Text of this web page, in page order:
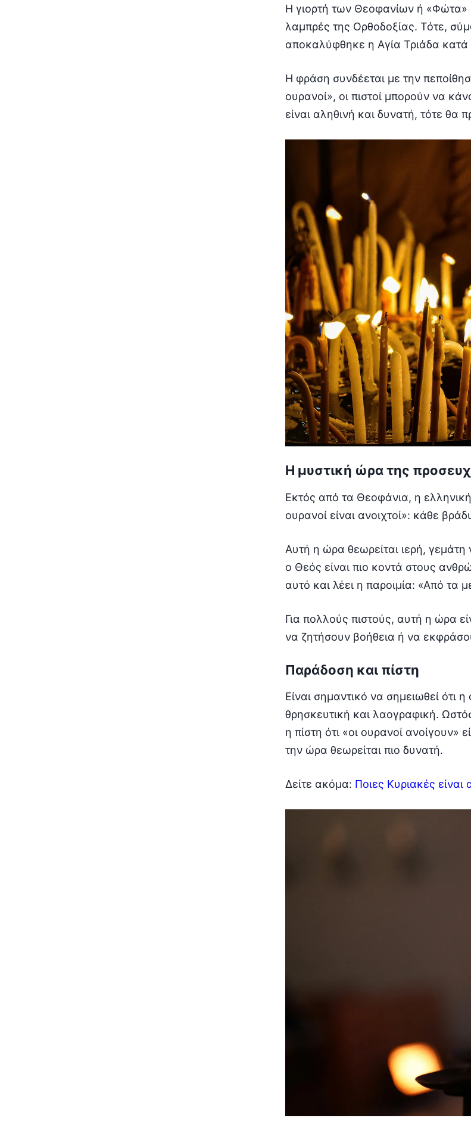
Η γιορτή των Θεοφανίων ή «Φώτα»
λαμπρές της Ορθοδοξίας. Τότε,
αποκαλύφθηκε η Αγία Τριάδα κατά
Η φράση συνδέεται με την
ουρανοί», οι πιστοί μπορούν να
είναι αληθινή και δυνατή, τότε θα
Η μυστική ώρα της
Εκτός από τα Θεοφάνια, η
ουρανοί είναι ανοιχτοί»: κάθε
Αυτή η ώρα θεωρείται ιερή,
ο Θεός είναι πιο κοντά στους
αυτό και λέει η παροιμία: «Από τα
Για πολλούς πιστούς, αυτή η ώρα
να ζητήσουν βοήθεια ή να
Παράδοση και πίστη
Είναι σημαντικό να σημειωθεί ότι
θρησκευτική και λαογραφική.
η πίστη ότι «οι ουρανοί ανοίγουν»
την ώρα θεωρείται πιο δυνατή.
Δείτε ακόμα: Ποιες Κυριακές